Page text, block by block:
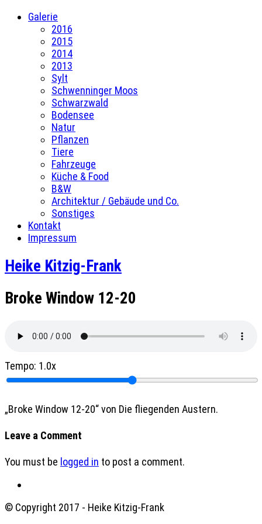
Galerie
2016
2015
2014
2013
Sylt
Schwenninger Moos
Schwarzwald
Bodensee
Natur
Pflanzen
Tiere
Fahrzeuge
Küche & Food
B&W
Architektur / Gebäude und Co.
Sonstiges
Kontakt
Impressum
Heike Kitzig-Frank
Broke Window 12-20
Tempo: 1.0x
„Broke Window 12-20“ von Die fliegenden Austern.
Leave a Comment
You must be logged in to post a comment.
© Copyright 2017 - Heike Kitzig-Frank